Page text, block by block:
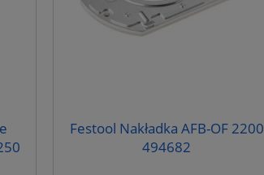
Festool Nakładka AFB-OF 2200
494682